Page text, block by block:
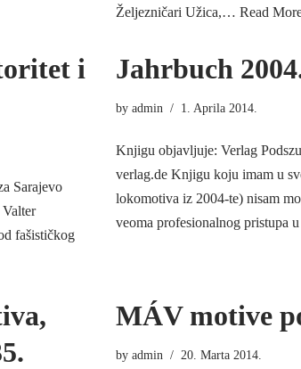
Željezničari Užica,… Read
i
Sarajevo
fašističkog
Jahrbuch
by admin 1. Aprila 2014.
Knjigu objavljuje: Verlag
verlag.de Knjigu koju imam u
lokomotiva iz 2004-te) nisam
veoma profesionalnog pristupa
MÁV motive
by admin 20. Marta 2014.